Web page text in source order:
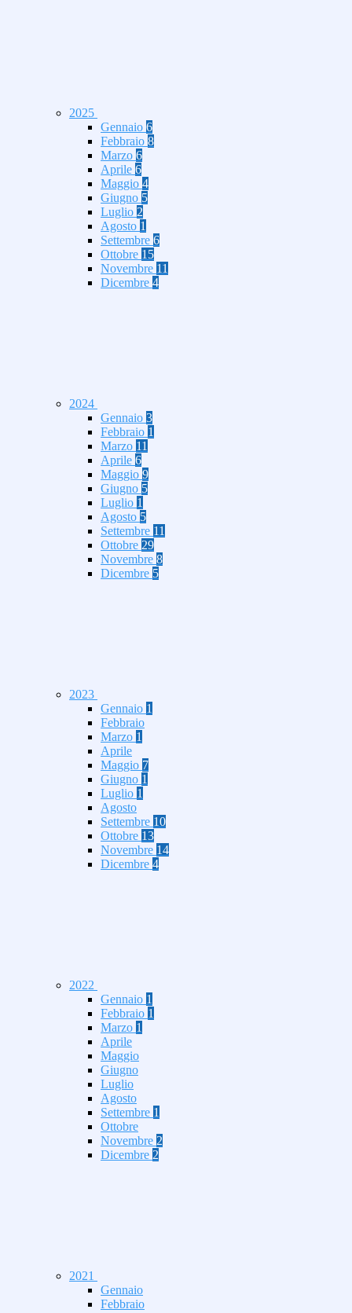
2025
Gennaio 6
Febbraio 8
Marzo 6
Aprile 6
Maggio 4
Giugno 5
Luglio 2
Agosto 1
Settembre 6
Ottobre 15
Novembre 11
Dicembre 4
2024
Gennaio 3
Febbraio 1
Marzo 11
Aprile 6
Maggio 9
Giugno 5
Luglio 1
Agosto 5
Settembre 11
Ottobre 29
Novembre 8
Dicembre 5
2023
Gennaio 1
Febbraio
Marzo 1
Aprile
Maggio 7
Giugno 1
Luglio 1
Agosto
Settembre 10
Ottobre 13
Novembre 14
Dicembre 4
2022
Gennaio 1
Febbraio 1
Marzo 1
Aprile
Maggio
Giugno
Luglio
Agosto
Settembre 1
Ottobre
Novembre 2
Dicembre 2
2021
Gennaio
Febbraio